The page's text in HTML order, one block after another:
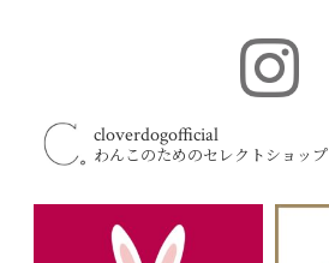
cloverdogofficial
わんこのためのセレクトショップ